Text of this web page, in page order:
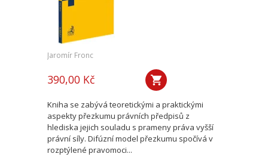
Jaromír Fronc
390,00 Kč
Kniha se zabývá teoretickými a praktickými
aspekty přezkumu právních předpisů z
hlediska jejich souladu s prameny práva vyšší
právní síly. Difúzní model přezkumu spočívá v
rozptýlené pravomoci...